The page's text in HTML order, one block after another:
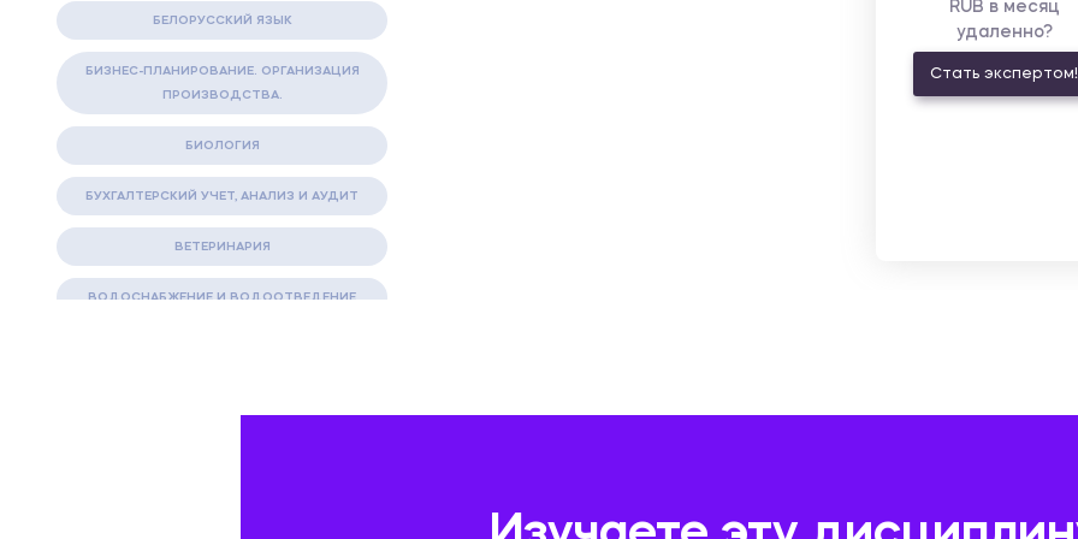
БЕЛОРУССКИЙ ЯЗЫК
БИЗНЕС-ПЛАНИРОВАНИЕ. ОРГАНИЗАЦИЯ
ПРОИЗВОДСТВА.
БИОЛОГИЯ
БУХГАЛТЕРСКИЙ УЧЕТ, АНАЛИЗ И АУДИТ
ВЕТЕРИНАРИЯ
ВОДОСНАБЖЕНИЕ И ВОДООТВЕДЕНИЕ
RUB в месяц
удаленно?
Стать экспертом!